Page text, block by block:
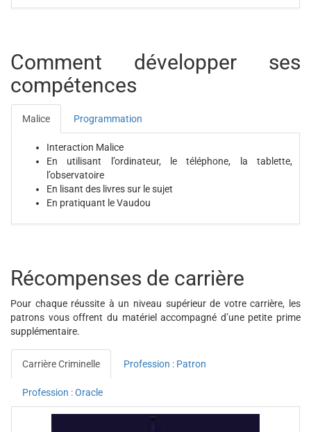
Comment développer ses
compétences
Malice Programmation
Interaction Malice
En utilisant l’ordinateur, le téléphone, la tablette,
l’observatoire
En lisant des livres sur le sujet
En pratiquant le Vaudou
Récompenses de carrière
Pour chaque réussite à un niveau supérieur de votre carrière, les
patrons vous offrent du matériel accompagné d’une petite prime
supplémentaire.
Carrière Criminelle Profession : Patron
Profession : Oracle